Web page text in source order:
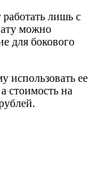
лишь с
можно
для бокового
использовать ее
стоимость на